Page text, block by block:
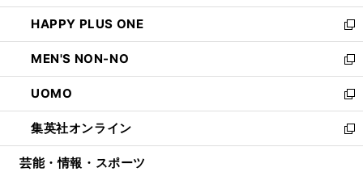
開
く
ウ
で
開
く
ン
ド
ウ
で
開
く
ウ
ィ
ン
ド
ウ
で
開
く
し
い
ウ
ィ
ン
ド
ウ
で
開
HAPPY PLUS ONE
新
し
い
ウ
ィ
ン
ド
ウ
MEN'S NON-NO
新
し
い
ウ
ィ
ン
UOMO
新
し
い
ウ
集英社オンライン
新
し
芸能・情報・スポーツ